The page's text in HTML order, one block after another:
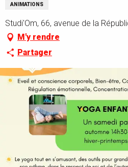
ANIMATIONS
Studi'Om, 66, avenue de la
M'y rendre
Partager